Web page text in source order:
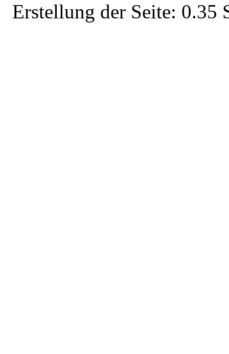
Erstellung der Seite: 0.35